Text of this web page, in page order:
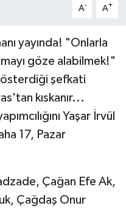
A- A+
yayında! "Onlarla
göze alabilmek!"
şefkati
kıskanır...
Yaşar İrvül
17, Pazar
Çağan Efe Ak,
Çağdaş Onur